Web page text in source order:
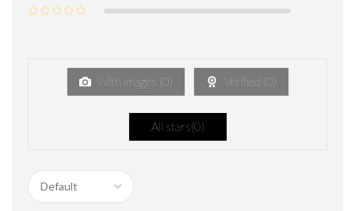
With images (0) Verified (0)
All stars(0)